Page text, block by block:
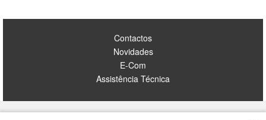
Contactos
Novidades
E-Com
Assistência Técnica